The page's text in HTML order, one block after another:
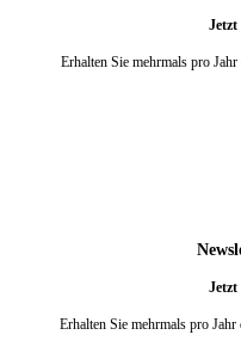
Jetzt
Erhalten Sie mehrmals pro
Jetzt
Erhalten Sie mehrmals pro